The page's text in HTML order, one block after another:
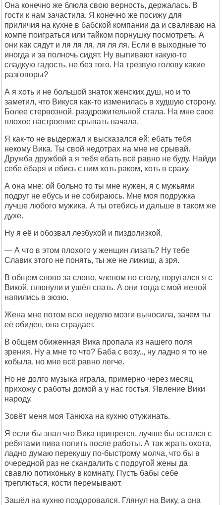
Она конечно же блюла свою верность, держалась. В
гости к нам зачастила. Я конечно же посижу для
приличия на кухне в бабской компании да и сваливаю на
компе поиграться или тайком порнушку посмотреть. А
они как сядут и ля ля ля, ля ля ля. Если в выходные то
иногда и за полночь сидят. Ну выпивают какую-то
сладкую гадость, не без того. На трезвую голову какие
разговоры?
А я хоть и не большой знаток женских душ, но и то
заметил, что Викуся как-то изменилась в худшую сторону.
Более стервозной, раздрожительной стала. На мне свое
плохое настроение срывать начала.
Я как-то не выдержал и высказался ей: ебать тебя
некому Вика. Ты свой недотрах на мне не срывай.
Дружба дружбой а я тебя ебать всё равно не буду. Найди
себе ёбаря и ебись с ним хоть раком, хоть в сраку.
А она мне: ой больно то ты мне нужен, я с мужьями
подруг не ебусь и не собираюсь. Мне моя подружка
лучше любого мужика. А ты отебись и дальше в таком же
духе.
Ну я её и обозвал лезбухой и пиздолизкой.
— А что в этом плохого у женщин лизать? Ну тебе
Славик этого не понять, ты же не лижиш, а зря.
В общем слово за слово, членом по столу, поругался я с
Викой, плюнули и ушёл спать. А они тогда с мой женой
напились в зюзю.
Жена мне потом всю неделю мозги выносила, зачем ты
её обидел, она страдает.
В общем обиженная Вика пропала из нашего поля
зрения. Ну а мне то что? Баба с возу.., ну ладно я то не
кобыла, но мне всё равно легче.
Но не долго музыка играла, примерно через месяц
прихожу с работы домой а у нас гостья. Явление Вики
народу.
Зовёт меня моя Танюха на кухню отужинать.
Я если бы знал что Вика припрется, лучше бы остался с
ребятами пива попить после работы. А так жрать охота,
ладно думаю перекушу по-быстрому молча, что бы в
очередной раз не скандалить с подругой жены да
свавлю потихоньку в комнату. Пусть бабы себе
треплються, кости перемывают.
Зашёл на кухню поздоровался. Глянул на Вику, а она